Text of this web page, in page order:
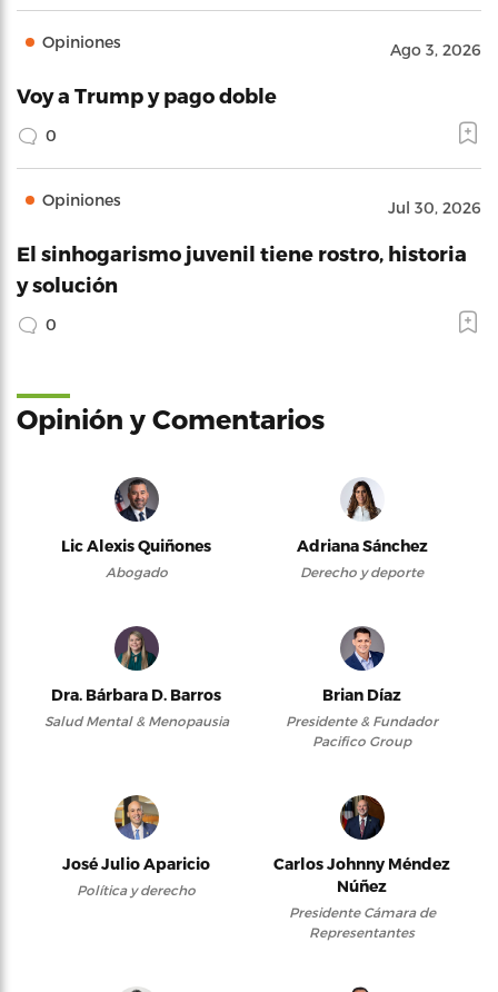
Opiniones Ago 3, 2026
Voy a Trump y pago doble
0
Opiniones Jul 30, 2026
El sinhogarismo juvenil tiene rostro, historia
y solución
0
Opinión y Comentarios
Lic Alexis Quiñones
Abogado
Adriana Sánchez
Derecho y deporte
Dra. Bárbara D. Barros
Salud Mental & Menopausia
Brian Díaz
Presidente & Fundador
Pacifico Group
José Julio Aparicio
Política y derecho
Carlos Johnny Méndez
Núñez
Presidente Cámara de
Representantes